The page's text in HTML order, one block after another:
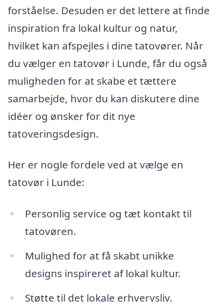
forståelse. Desuden er det lettere at finde
inspiration fra lokal kultur og natur,
hvilket kan afspejles i dine tatovører. Når
du vælger en tatovør i Lunde, får du også
muligheden for at skabe et tættere
samarbejde, hvor du kan diskutere dine
idéer og ønsker for dit nye
tatoveringsdesign.
Her er nogle fordele ved at vælge en
tatovør i Lunde:
Personlig service og tæt kontakt til
tatovøren.
Mulighed for at få skabt unikke
designs inspireret af lokal kultur.
Støtte til det lokale erhvervsliv.